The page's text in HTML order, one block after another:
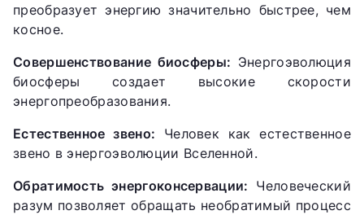
преобразует энергию значительно быстрее, чем
косное.
Совершенствование биосферы: Энергоэволюция
биосферы создает высокие скорости
энергопреобразования.
Естественное звено: Человек как естественное
звено в энергоэволюции Вселенной.
Обратимость энергоконсервации: Человеческий
разум позволяет обращать необратимый процесс